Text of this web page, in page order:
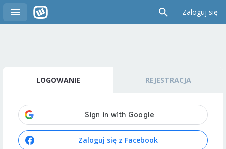
Zaloguj się
LOGOWANIE REJESTRACJA
Zaloguj się z Facebook